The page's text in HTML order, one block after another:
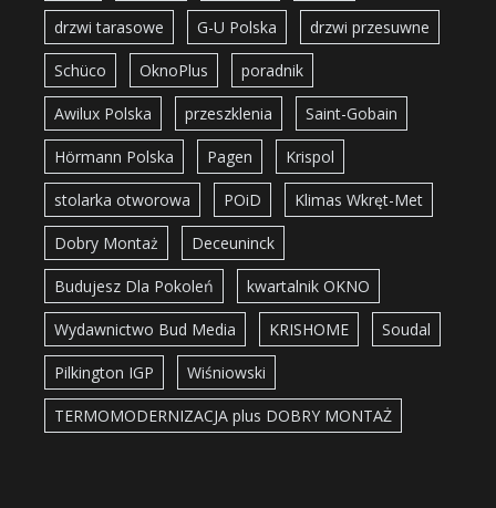
drzwi tarasowe G-U Polska drzwi przesuwne
Schüco OknoPlus poradnik
Awilux Polska przeszklenia Saint-Gobain
Hörmann Polska Pagen Krispol
stolarka otworowa POiD Klimas Wkręt-Met
Dobry Montaż Deceuninck
Budujesz Dla Pokoleń kwartalnik OKNO
Wydawnictwo Bud Media KRISHOME Soudal
Pilkington IGP Wiśniowski
TERMOMODERNIZACJA plus DOBRY MONTAŻ